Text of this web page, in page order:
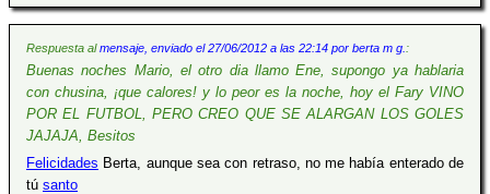
Respuesta almensaje, enviado el 27/06/2012 a las 22:14 por berta m g. :
Buenas noches Mario, el otro dia llamo Ene, supongo ya hablaria
con chusina, ¡que calores! y lo peor es la noche, hoy el Fary VINO
POR EL FUTBOL, PERO CREO QUE SE ALARGAN LOS GOLES
JAJAJA, Besitos
Felicidades Berta, aunque sea con retraso, no me había enterado de
tú santo